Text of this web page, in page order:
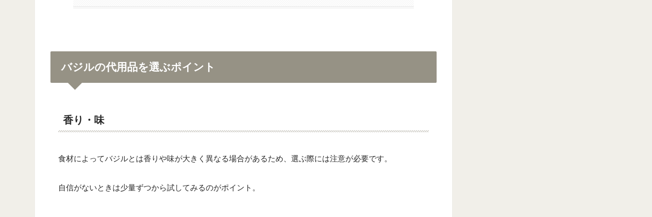
バジルの代用品を選ぶポイント
香り・味
食材によってバジルとは香りや味が大きく異なる場合があるため、選ぶ際には注意が必要です。
自信がないときは少量ずつから試してみるのがポイント。